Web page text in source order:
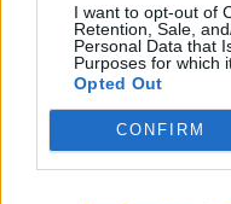
I want to opt-out of
Retention, Sale,
Personal Data that
Purposes for which
Opted Out
CONFIRM